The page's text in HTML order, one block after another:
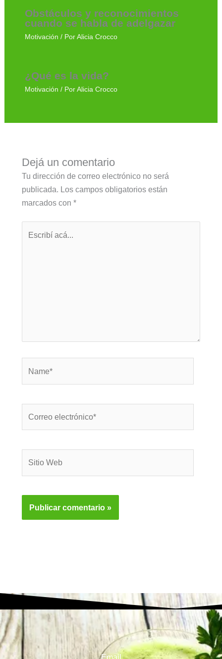
Obstáculos y reconocimientos
cuando se habla de adelgazar
Motivación / Por Alicia Crocco
¿Qué es la vida?
Motivación / Por Alicia Crocco
Dejá un comentario
Tu dirección de correo electrónico no será
publicada. Los campos obligatorios están
marcados con *
acá...
Email